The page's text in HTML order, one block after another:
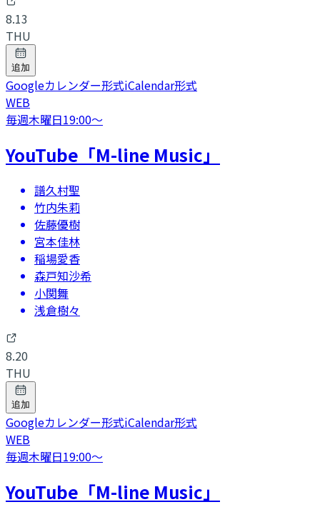
8.13
THU
追加
Googleカレンダー形式iCalendar形式
WEB
毎週木曜日19:00〜
YouTube「M-line Music」
譜久村聖
竹内朱莉
佐藤優樹
宮本佳林
稲場愛香
森戸知沙希
小関舞
浅倉樹々
8.20
THU
追加
Googleカレンダー形式iCalendar形式
WEB
毎週木曜日19:00〜
YouTube「M-line Music」